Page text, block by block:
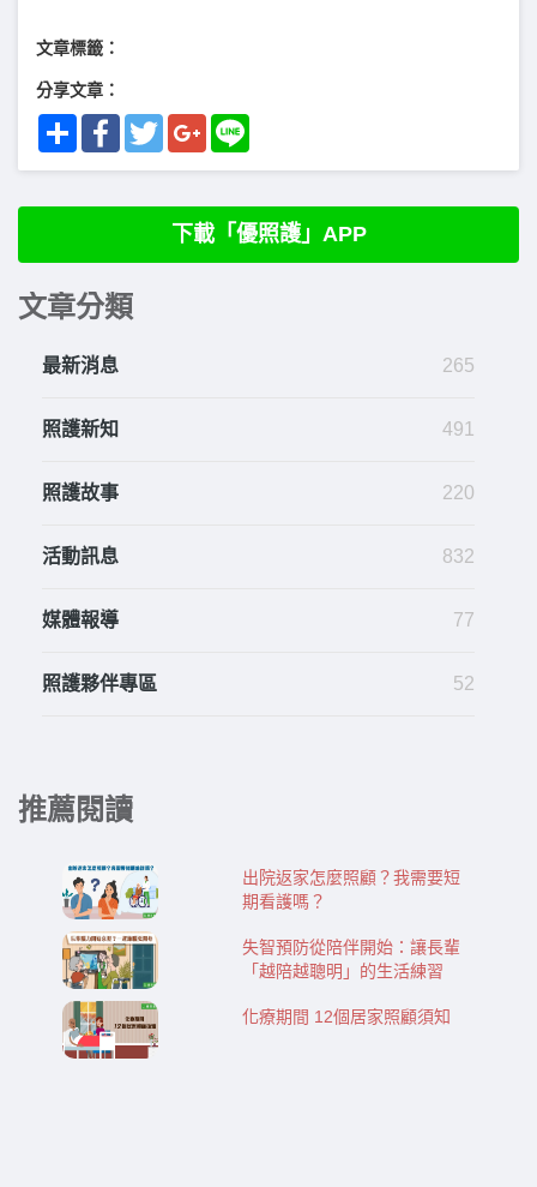
文章標籤：
分享文章：
Share FacebookTwitterGoogle+
下載「優照護」APP
文章分類
最新消息 265
照護新知 491
照護故事 220
活動訊息 832
媒體報導 77
照護夥伴專區 52
推薦閱讀
出院返家怎麼照顧？我需要短
期看護嗎？
失智預防從陪伴開始：讓長輩
「越陪越聰明」的生活練習
化療期間 12個居家照顧須知